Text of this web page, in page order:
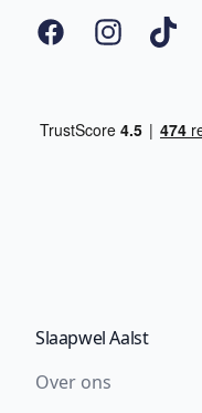
FacebookInstagram
Tiktok
Slaapwel Aalst
Over ons